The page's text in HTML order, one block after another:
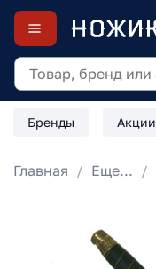
Бренды Акции
Главная Еще...